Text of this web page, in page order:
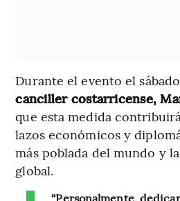
Durante el evento el
canciller costarricense,
que esta medida
lazos económicos y
más poblada del mundo y
global.
“Personalmente,